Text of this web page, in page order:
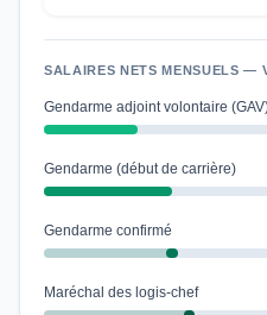
SALAIRES NETS MENSUELS —
Gendarme adjoint volontaire
Gendarme (début de carrière)
Gendarme confirmé
Maréchal des logis-chef